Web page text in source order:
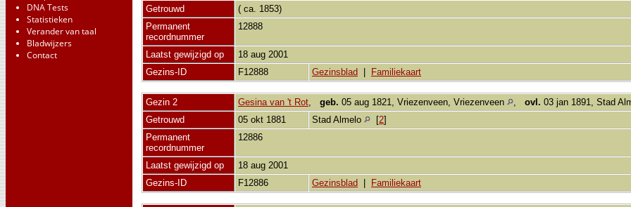
DNA Tests
Statistieken
Verander van taal
Bladwijzers
Contact
Getrouwd
( ca. 1853)
Permanent
recordnummer
12888
Laatst gewijzigd op
18 aug 2001
Gezins-ID
F12888 Gezinsblad Familiekaart
Gezin 2 Gesina van 't Rot, geb. 05 aug 1821, Vriezenveen, Vriezenveen , ovl. 03 jan 1891, Stad
Getrouwd
05 okt 1881 Stad Almelo [2]
Permanent
recordnummer
12886
Laatst gewijzigd op
18 aug 2001
Gezins-ID
F12886 Gezinsblad Familiekaart